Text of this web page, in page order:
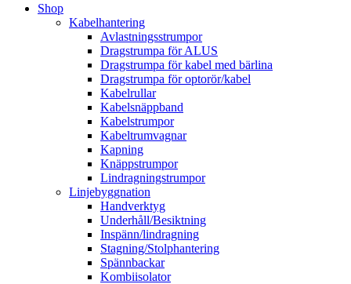
Shop
Kabelhantering
Avlastningsstrumpor
Dragstrumpa för ALUS
Dragstrumpa för kabel med bärlina
Dragstrumpa för optorör/kabel
Kabelrullar
Kabelsnäppband
Kabelstrumpor
Kabeltrumvagnar
Kapning
Knäppstrumpor
Lindragningstrumpor
Linjebyggnation
Handverktyg
Underhåll/Besiktning
Inspänn/lindragning
Stagning/Stolphantering
Spännbackar
Kombiisolator